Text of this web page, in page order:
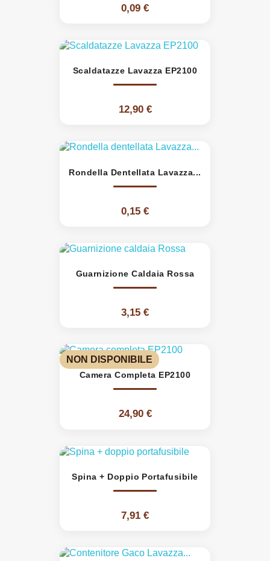
0,09 €
Scaldatazze Lavazza EP2100
12,90 €
Rondella Dentellata Lavazza...
0,15 €
Guarnizione Caldaia Rossa
3,15 €
Camera Completa EP2100
24,90 €
NON DISPONIBILE
Spina + Doppio Portafusibile
7,91 €